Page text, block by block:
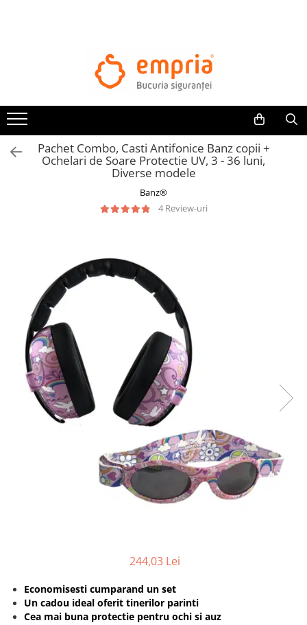
Bariere protectie pentru pat
Protectii mobilier
Banda protectie mobila copii
Protectie colturi mobila copii
Sigurante pentru sertare si usi
Protectii casa
Protectii utile
Poarta siguranta copii
Deflectoare pentru aer conditionat
Protectii exterior
Casti antifonice pentru copii si
bebelusi
Echipament protectie bicicleta si
Accesorii auto copii
Puericultura mare
Pachet Combo, Casti Antifonice Banz copii +
Ochelari de Soare Protectie UV, 3 - 36 luni,
Diverse modele
Banz®
4 Review-uri
244,03 Lei
Economisesti cumparand un set
Un cadou ideal oferit tinerilor parinti
Cea mai buna protectie pentru ochi si auz